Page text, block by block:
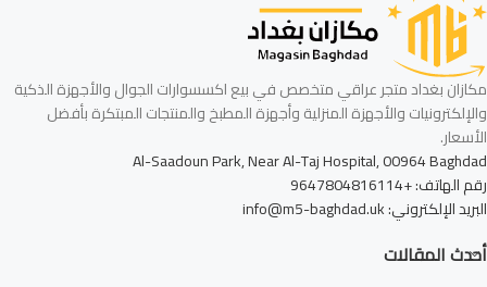
مكازان بغداد متجر عراقي متخصص في بيع اكسسوارات الجوال والأجهزة الذكية
والإلكترونيات والأجهزة المنزلية وأجهزة المطبخ والمنتجات المبتكرة بأفضل
الأسعار.
Al-Saadoun Park, Near Al-Taj Hospital, 00964 Baghdad
رقم الهاتف: +9647804816114
البريد الإلكتروني: info@m5-baghdad.uk
أحدث المقالات